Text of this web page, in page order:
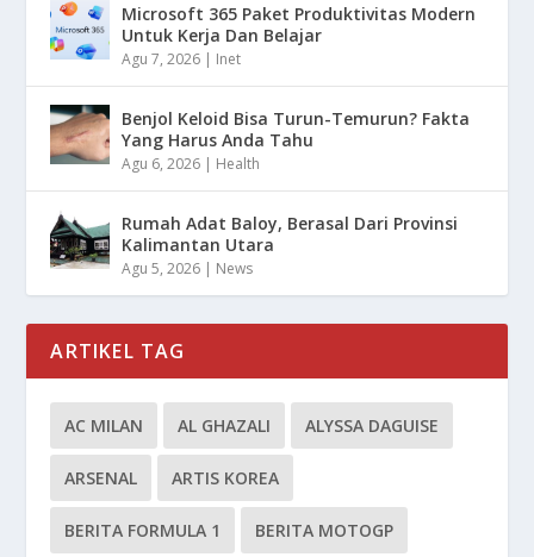
Microsoft 365 Paket Produktivitas Modern
Untuk Kerja Dan Belajar
Agu 7, 2026 | Inet
Benjol Keloid Bisa Turun-Temurun? Fakta
Yang Harus Anda Tahu
Agu 6, 2026 | Health
Rumah Adat Baloy, Berasal Dari Provinsi
Kalimantan Utara
Agu 5, 2026 | News
ARTIKEL TAG
AC MILAN AL GHAZALI ALYSSA DAGUISE
ARSENAL ARTIS KOREA
BERITA FORMULA 1 BERITA MOTOGP